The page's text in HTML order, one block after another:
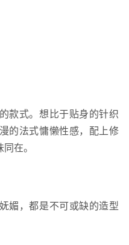
款式。想比于贴身的针织
的法式慵懒性感，配上修
在。
媚，都是不可或缺的造型